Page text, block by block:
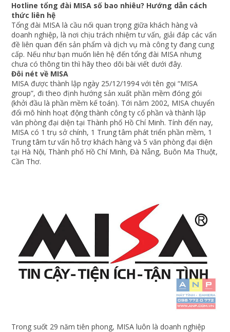
Hotline tổng đài MISA số bao nhiêu? Hướng dẫn cách
thức liên hệ
Tổng đài MISA là cầu nối quan trọng giữa khách hàng và
doanh nghiệp, là nơi chịu trách nhiệm tư vấn, giải đáp các vấn
đề liên quan đến sản phẩm và dịch vụ mà công ty đang cung
cấp. Nếu như bạn muốn liên hệ đến tổng đài MISA nhưng
chưa có thông tin thì hãy theo dõi bài viết dưới đây.
Đôi nét về MISA
MISA được thành lập ngày 25/12/1994 với tên gọi “MISA
group”, đi theo định hướng sản xuất phần mềm đóng gói
(khởi đầu là phần mềm kế toán). Tới năm 2002, MISA chuyển
đổi mô hình hoạt động thành công ty cổ phần và thành lập
văn phòng đại diện tại Thành phố Hồ Chí Minh. Tính đến nay,
MISA có 1 trụ sở chính, 1 Trung tâm phát triển phần mềm, 1
Trung tâm tư vấn hỗ trợ khách hàng và 5 văn phòng đại diện
tại Hà Nội, Thành phố Hồ Chí Minh, Đà Nẵng, Buôn Ma Thuột,
Cần Thơ.
Trong suốt 29 năm tiên phong, MISA luôn là doanh nghiệp